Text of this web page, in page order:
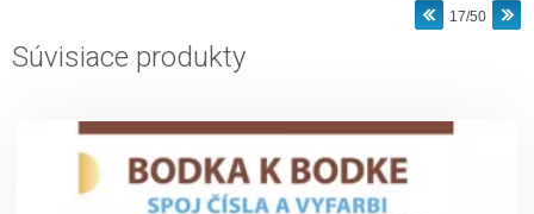
17/50
Súvisiace produkty